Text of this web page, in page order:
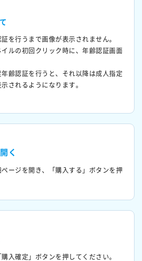
を行うまで画像が表示されません。
ルの初回クリック時に、年齢認証画面
齢認証を行うと、それ以降は成人指定
されるようになります。
く
ージを開き、「購入する」ボタンを押
入確定」ボタンを押してください。